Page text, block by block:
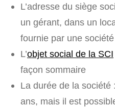
L’adresse du siège
un gérant, dans un
fournie par une
L’objet social de la SCI
façon sommaire
La durée de la société
ans, mais il est